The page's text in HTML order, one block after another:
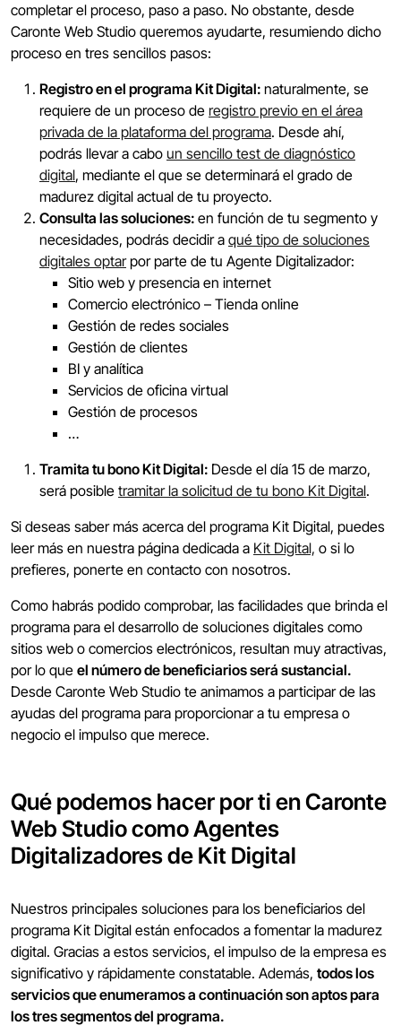
completar el proceso, paso a paso. No obstante, desde
Caronte Web Studio queremos ayudarte, resumiendo dicho
proceso en tres sencillos pasos:
Registro en el programa Kit Digital: naturalmente, se
requiere de un proceso de registro previo en el área
privada de la plataforma del programa. Desde ahí,
podrás llevar a cabo un sencillo test de diagnóstico
digital, mediante el que se determinará el grado de
madurez digital actual de tu proyecto.
Consulta las soluciones: en función de tu segmento y
necesidades, podrás decidir a qué tipo de soluciones
digitales optarpor parte de tu Agente Digitalizador:
Sitio web y presencia en internet
Comercio electrónico – Tienda online
Gestión de redes sociales
Gestión de clientes
BI y analítica
Servicios de oficina virtual
Gestión de procesos
…
Tramita tu bono Kit Digital: Desde el día 15 de marzo,
será posible tramitar la solicitud de tu bono Kit Digital.
Si deseas saber más acerca del programa Kit Digital, puedes
leer más en nuestra página dedicada a Kit Digital, o si lo
prefieres, ponerte en contacto con nosotros.
Como habrás podido comprobar, las facilidades que brinda el
programa para el desarrollo de soluciones digitales como
sitios web o comercios electrónicos, resultan muy atractivas,
por lo que el número de beneficiarios será sustancial.
Desde Caronte Web Studio te animamos a participar de las
ayudas del programa para proporcionar a tu empresa o
negocio el impulso que merece.
Qué podemos hacer por ti en Caronte
Web Studio como Agentes
Digitalizadores de Kit Digital
Nuestros principales soluciones para los beneficiarios del
programa Kit Digital están enfocados a fomentar la madurez
digital. Gracias a estos servicios, el impulso de la empresa es
significativo y rápidamente constatable. Además, todos los
servicios que enumeramos a continuación son aptos para
los tres segmentos del programa.